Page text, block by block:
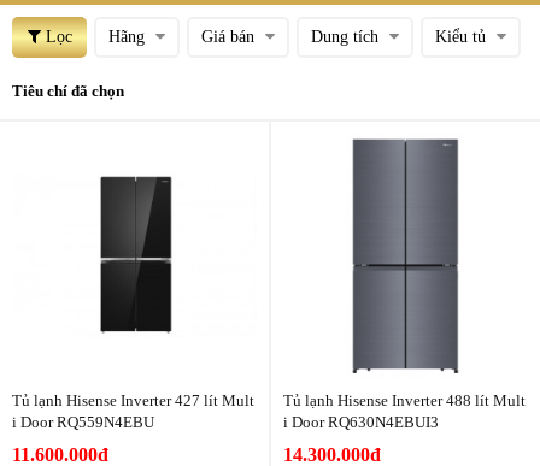
Lọc Hãng Giá bán Dung tích Kiểu tủ
Tiêu chí đã chọn
Tủ lạnh Hisense Inverter 427 lít Mult
i Door RQ559N4EBU
11.600.000đ
Tủ lạnh Hisense Inverter 488 lít Mult
i Door RQ630N4EBUI3
14.300.000đ